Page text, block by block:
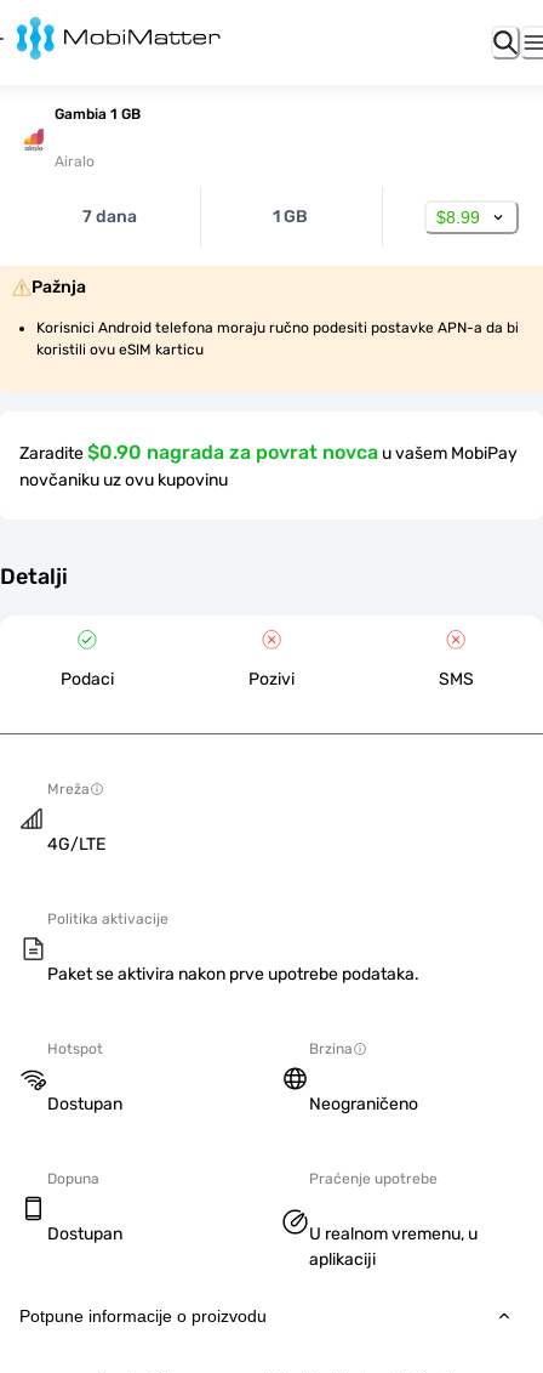
Gambia 1 GB
Airalo
7 dana 1 GB $8.99
Pažnja
Korisnici Android telefona moraju ručno podesiti postavke APN-a da bi
koristili ovu eSIM karticu
Zaradite$0.90 nagrada za povrat novca u vašem MobiPay
novčaniku uz ovu kupovinu
Detalji
Podaci Pozivi SMS
Mreža
4G/LTE
Politika aktivacije
Paket se aktivira nakon prve upotrebe podataka.
Hotspot
Dostupan
Brzina
Neograničeno
Dopuna
Dostupan
Praćenje upotrebe
U realnom vremenu, u
aplikaciji
Potpune informacije o proizvodu